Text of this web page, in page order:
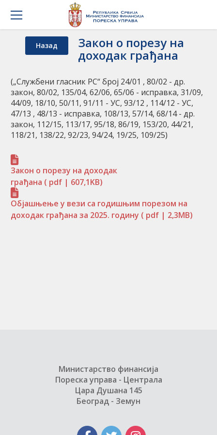
Назад Закон о порезу на
доходак грађана
(„Службени гласник РС“ брoj 24/01 , 80/02 - др.
закон, 80/02, 135/04, 62/06, 65/06 - исправка, 31/09,
44/09, 18/10, 50/11, 91/11 - УС, 93/12 , 114/12 - УС,
47/13 , 48/13 - исправка, 108/13, 57/14, 68/14 - др.
закон, 112/15, 113/17, 95/18, 86/19, 153/20, 44/21,
118/21, 138/22, 92/23, 94/24, 19/25, 109/25)
Закон о порезу на доходак
грађана ( pdf | 607,1KB)
Објашњење у вези са годишњим порезом на
доходак грађана за 2025. годину ( pdf | 2,3MB)
Министарство финансија
Пореска управа - Централа
Цара Душана 145
Београд - Земун